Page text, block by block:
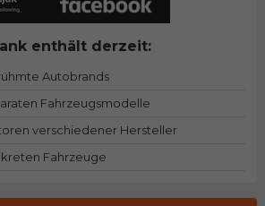
enthält derzeit:
Autobrands
Fahrzeugsmodelle
verschiedener Hersteller
Fahrzeuge